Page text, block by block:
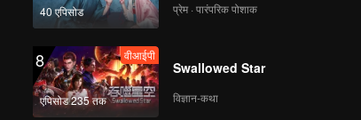
40 एपिसोड प्रेम · पारंपरिक पोशाक
8
एपिसोड 235 तक
वीआईपी
Swallowed Star
विज्ञान-कथा